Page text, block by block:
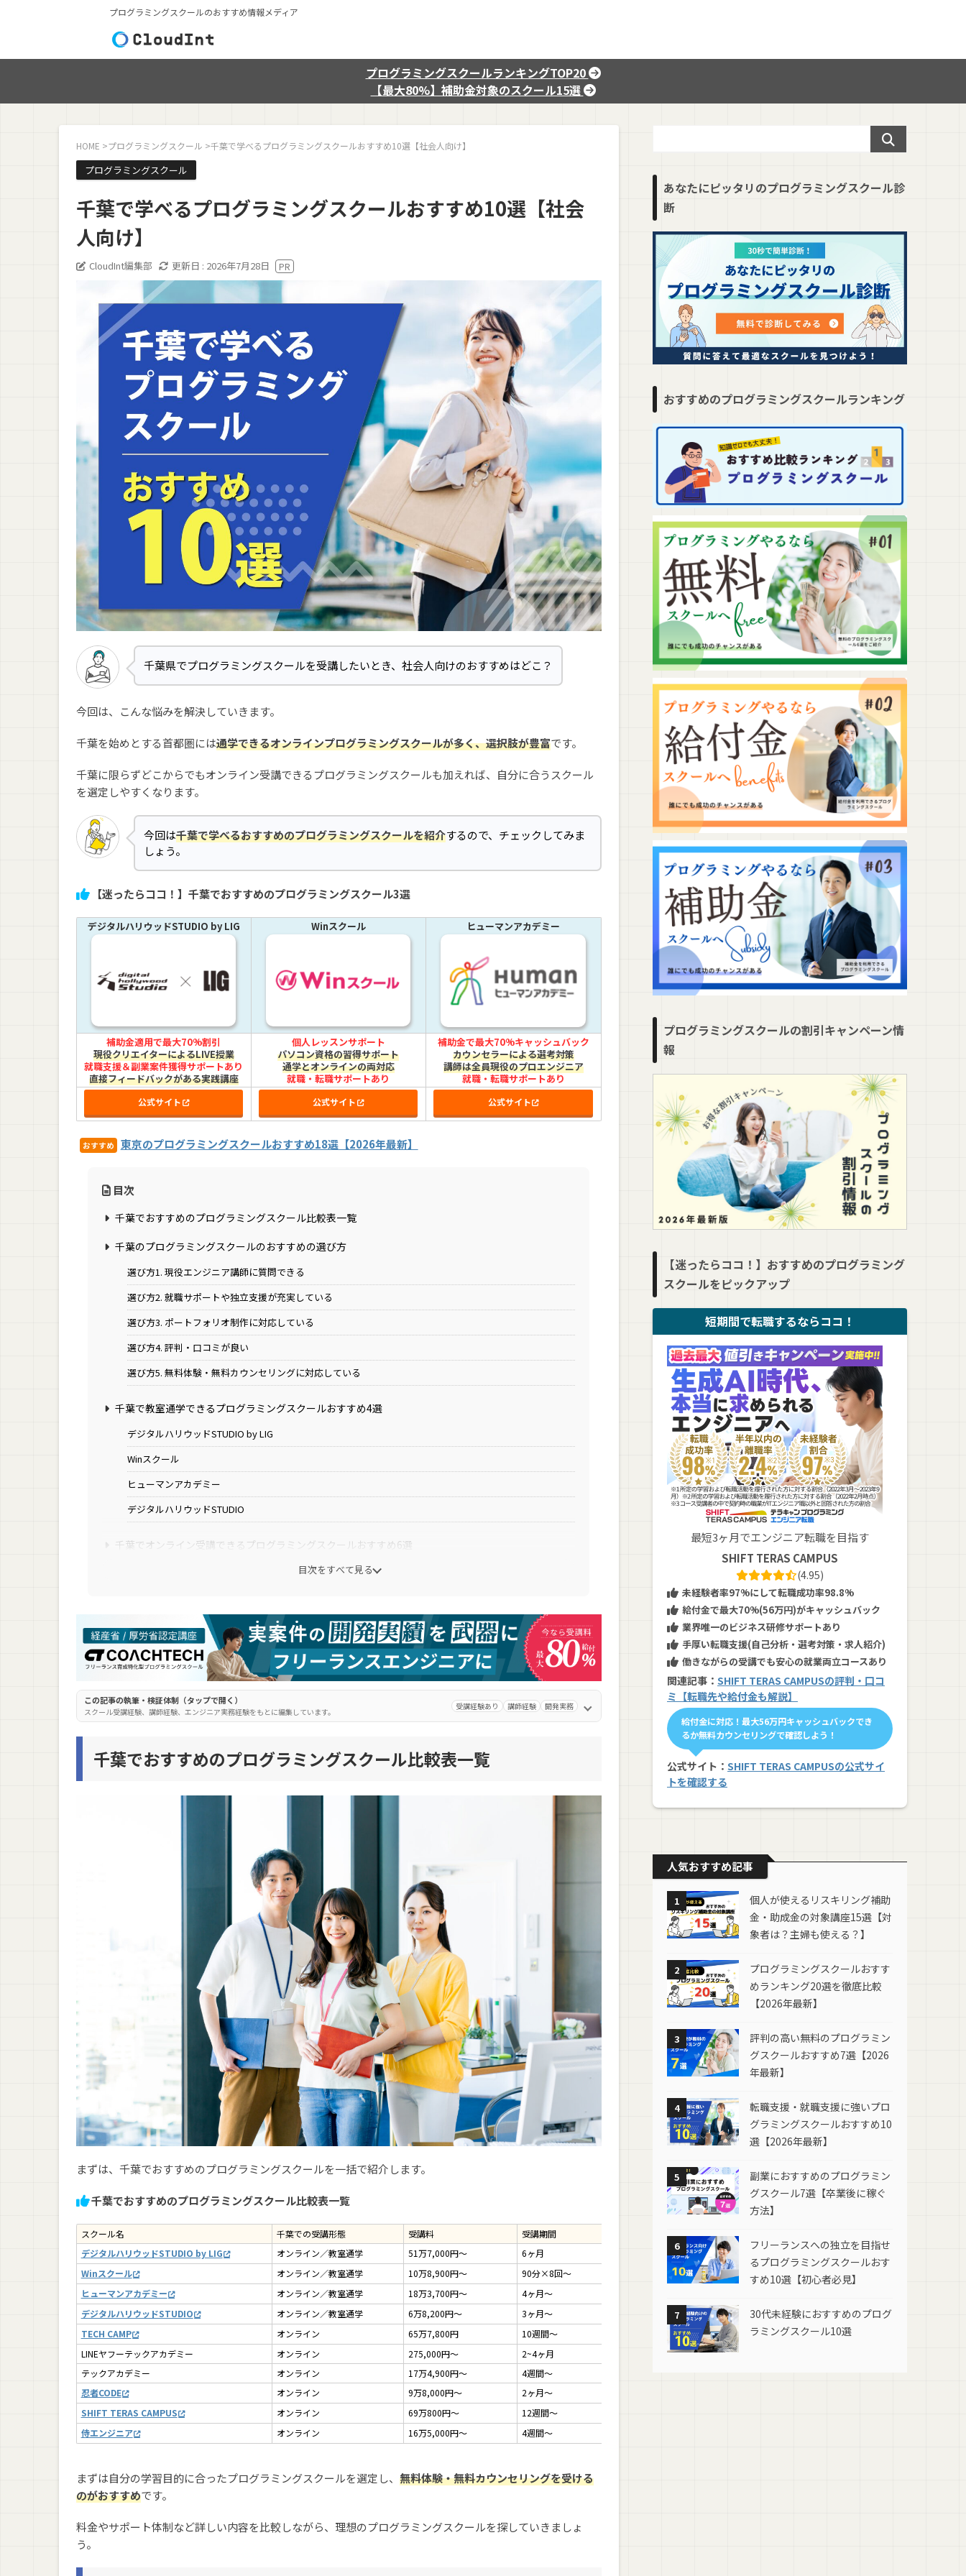
プログラミングスクールのおすすめ情報メディア
プログラミングスクールランキングTOP20
【最大80%】補助金対象のスクール15選
HOME >プログラミングスクール >千葉で学べるプログラミングスクールおすすめ10選【社会人向け】
プログラミングスクール
千葉で学べるプログラミングスクールおすすめ10選【社会
人向け】
CloudInt編集部 更新日 : 2026年7月28日
千葉県でプログラミングスクールを受講したいとき、社会人向けのおすすめはどこ？
今回は、こんな悩みを解決していきます。
千葉を始めとする首都圏には通学できるオンラインプログラミングスクールが多く、選択肢が豊富です。
千葉に限らずどこからでもオンライン受講できるプログラミングスクールも加えれば、自分に合うスクール
を選定しやすくなります。
今回は千葉で学べるおすすめのプログラミングスクールを紹介するので、チェックしてみま
しょう。
【迷ったらココ！】千葉でおすすめのプログラミングスクール3選
デジタルハリウッドSTUDIO by LIG Winスクール ヒューマンアカデミー
補助金適用で最大70%割引
現役クリエイターによるLIVE授業
就職支援＆副業案件獲得サポートあり
直接フィードバックがある実践講座
個人レッスンサポート
パソコン資格の習得サポート
通学とオンラインの両対応
就職・転職サポートあり
補助金で最大70%キャッシュバック
カウンセラーによる選考対策
講師は全員現役のプロエンジニア
就職・転職サポートあり
公式サイト 公式サイト 公式サイト
おすすめ 東京のプログラミングスクールおすすめ18選【2026年最新】
目次
千葉でおすすめのプログラミングスクール比較表一覧
千葉のプログラミングスクールのおすすめの選び方
選び方1. 現役エンジニア講師に質問できる
選び方2. 就職サポートや独立支援が充実している
選び方3. ポートフォリオ制作に対応している
選び方4. 評判・口コミが良い
選び方5. 無料体験・無料カウンセリングに対応している
千葉で教室通学できるプログラミングスクールおすすめ4選
デジタルハリウッドSTUDIO by LIG
Winスクール
ヒューマンアカデミー
デジタルハリウッドSTUDIO
千葉でオンライン受講できるプログラミングスクールおすすめ6選
TechAcademy(テックアカデミー)
忍者CODE
SHIFT TERAS CAMPUS(旧DMM WEBCAMP)
侍エンジニア(SAMURAI ENGINEER)
1. 就職・転職
方法2. 教育訓練給付金を利用する
千葉のプログラミングスクールに通う前の注意点
注意点1. 受講条件・年齢制限はあるか
注意点2. 受講期間の延長はできるか
注意点3. 全額返金保証や転職保証はあるか
千葉で学びたい人必見！プログラミングスクールの受講者データまとめ
プログラミングスクールのオンライン/教室通学の比率
プログラミングスクールの受講期間の分布
プログラミングスクールで挫折した人の割合
働きながらプログラミングスクールを受講した人の割合
プログラミングスクールの受講生の年代の分布
まとめ：千葉で学べるプログラミングスクールおすすめ10選【社会人向け】
目次をすべて見る
この記事の執筆・検証体制（タップで開く）
スクール受講経験、講師経験、エンジニア実務経験をもとに編集しています。
受講経験あり 講師経験 開発実務
千葉でおすすめのプログラミングスクール比較表一覧
まずは、千葉でおすすめのプログラミングスクールを一括で紹介します。
千葉でおすすめのプログラミングスクール比較表一覧
スクール名 千葉での受講形態 受講料 受講期間
転職支援
デジタルハリウッドSTUDIO by LIG
オンライン／教室通学 51万7,000円～ 6ヶ月
◯
Winスクール
オンライン／教室通学 10万8,900円～ 90分×8回～
◯
ヒューマンアカデミー
オンライン／教室通学 18万3,700円～ 4ヶ月～
デジタルハリウッドSTUDIO
オンライン／教室通学 6万8,200円～ 3ヶ月～
◯
TECH CAMP
オンライン 65万7,800円 10週間～
◯
LINEヤフーテックアカデミー
オンライン 275,000円〜 2~4ヶ月
◯
テックアカデミー
オンライン 17万4,900円～ 4週間～
忍者CODE
オンライン 9万8,000円～ 2ヶ月～
SHIFT TERAS CAMPUS
オンライン 69万800円～ 12週間～
侍エンジニア
オンライン 16万5,000円～ 4週間～
まずは自分の学習目的に合ったプログラミングスクールを選定し、 無料体験・無料カウンセリングを受ける
のがおすすめです。
料金やサポート体制など詳しい内容を比較しながら、理想のプログラミングスクールを探していきましょ
う。
あなたにピッタリのプログラミングスクール診
断
おすすめのプログラミングスクールランキング
プログラミングスクールの割引キャンペーン情
報
【迷ったらココ！】おすすめのプログラミング
スクールをピックアップ
短期間で転職するならココ！
最短3ヶ月でエンジニア転職を目指す
SHIFT TERAS CAMPUS
(4.95)
未経験者率97%にして転職成功率98.8%
給付金で最大70%(56万円)がキャッシュバック
業界唯一のビジネス研修サポートあり
手厚い転職支援(自己分析・選考対策・求人紹介)
働きながらの受講でも安心の就業両立コースあり
関連記事： SHIFT TERAS CAMPUSの評判・口コ
ミ【転職先や給付金も解説】
給付金に対応！最大56万円キャッシュバックでき
るか無料カウンセリングで確認しよう！
公式サイト： SHIFT TERAS CAMPUSの公式サイ
トを確認する
人気おすすめ記事
1
個人が使えるリスキリング補助
金・助成金の対象講座15選【対
象者は？主婦も使える？】
2
プログラミングスクールおすす
めランキング20選を徹底比較
【2026年最新】
3
評判の高い無料のプログラミン
グスクールおすすめ7選【2026
年最新】
4
転職支援・就職支援に強いプロ
グラミングスクールおすすめ10
選【2026年最新】
5
副業におすすめのプログラミン
グスクール7選【卒業後に稼ぐ
方法】
6
フリーランスへの独立を目指せ
るプログラミングスクールおす
すめ10選【初心者必見】
7
30代未経験におすすめのプログ
ラミングスクール10選